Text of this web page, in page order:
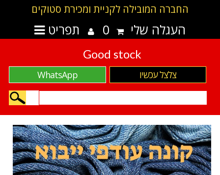
החברה המובילה לקניית ומכירת סטוקים
תפריט העגלה שלי 0
Good stock
WhatsApp צלצל עכשיו